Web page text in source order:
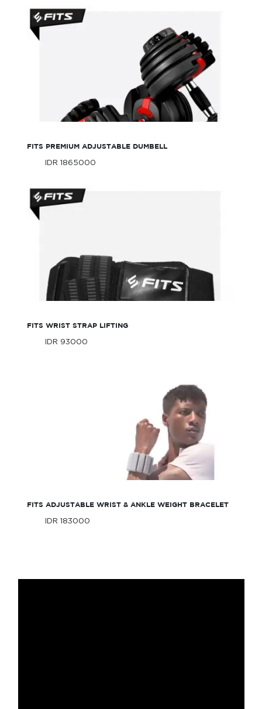
FITS PREMIUM ADJUSTABLE DUMBELL
IDR 1865000
FITS Premium Adjustable Dumbell
IDR 1865000
FITS WRIST STRAP LIFTING
IDR 93000
FITS Wrist Strap Lifting
IDR 93000
FITS ADJUSTABLE WRIST & ANKLE WEIGHT BRACELET
IDR 183000
FITS Adjustable Wrist & Ankle Weight